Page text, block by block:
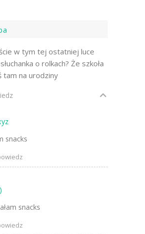
w tym tej ostatniej luce
o rolkach? Że szkoła
tam na urodziny
snacks
snacks